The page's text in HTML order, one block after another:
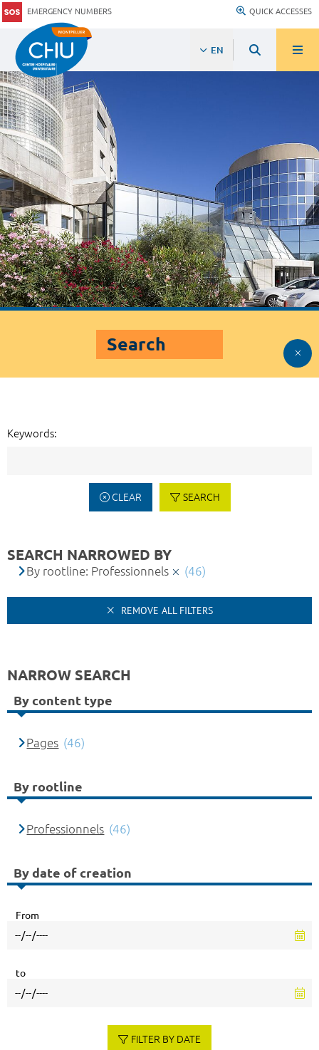
EMERGENCY NUMBERS QUICK ACCESSES
EN
Search
Keywords:
CLEAR SEARCH
SEARCH NARROWED BY
By rootline: Professionnels (46)
REMOVE ALL FILTERS
NARROW SEARCH
By content type
Pages (46)
By rootline
Professionnels (46)
By date of creation
From
to
FILTER BY DATE